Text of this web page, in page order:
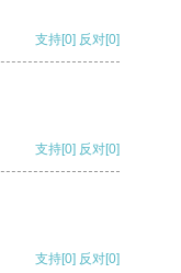
支持[0] 反对[0]
支持[0] 反对[0]
支持[0] 反对[0]